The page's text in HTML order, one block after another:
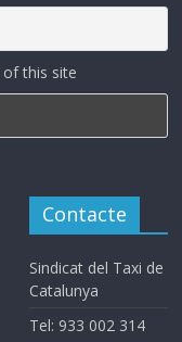
of this site
Contacte
Sindicat del Taxi de
Catalunya
Tel: 933 002 314